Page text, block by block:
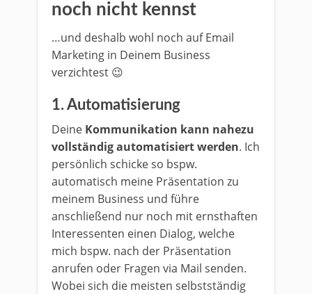
noch nicht kennst
…und deshalb wohl noch auf Email
Marketing in Deinem Business
verzichtest 😉
1.Automatisierung
Deine Kommunikation kann nahezu
vollständig automatisiert werden. Ich
persönlich schicke so bspw.
automatisch meine Präsentation zu
meinem Business und führe
anschließend nur noch mit ernsthaften
Interessenten einen Dialog, welche
mich bspw. nach der Präsentation
anrufen oder Fragen via Mail senden.
Wobei sich die meisten selbstständig